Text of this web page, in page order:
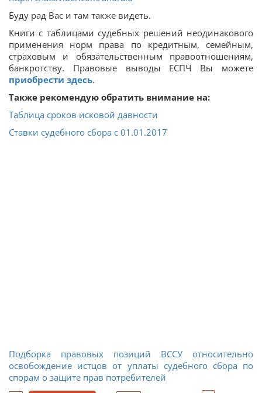
Буду рад Вас и там также видеть.
Книги с таблицами судебных решений неодинакового
применения норм права по кредитным, семейным,
страховым и обязательственным правоотношениям,
банкротству. Правовые выводы ЕСПЧ Вы можете
приобрести здесь.
Также рекомендую обратить внимание на:
Таблица сроков исковой давности
Ставки судебного сбора с 01.01.2017
Подборка правовых позиций ВССУ относительно
освобождение истцов от уплаты судебного сбора по
спорам о защите прав потребителей